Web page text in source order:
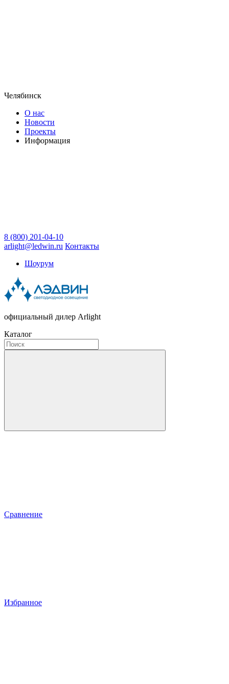
Челябинск
О нас
Новости
Проекты
Информация
8 (800) 201-04-10
arlight@ledwin.ru Контакты
Шоурум
официальный дилер Arlight
Каталог
Сравнение
Избранное